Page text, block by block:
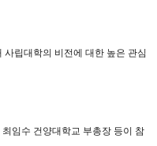
사립대학의 비전에 대한 높은 관심
최임수 건양대학교 부총장 등이 참